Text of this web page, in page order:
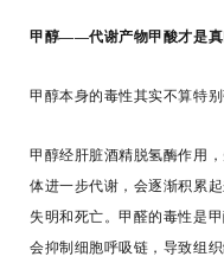
甲醇——代谢产物甲酸才是真
甲醇本身的毒性其实不算特
甲醇经肝脏酒精脱氢酶作用
体进一步代谢，会逐渐积累
失明和死亡。甲醛的毒性是
会抑制细胞呼吸链，导致组